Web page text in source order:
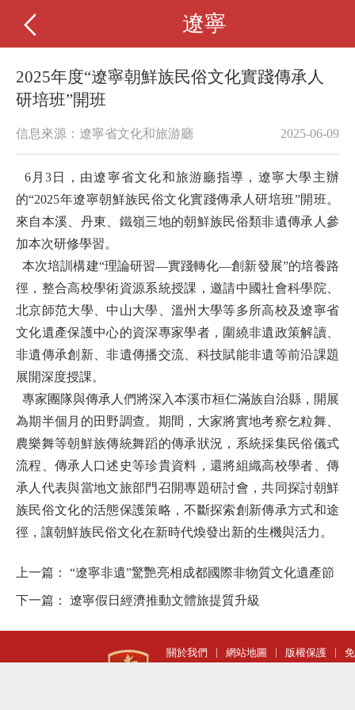
遼寧
2025年度“遼寧朝鮮族民俗文化實踐傳承人
研培班”開班
信息來源：遼寧省文化和旅游廳 2025-06-09
6月3日，由遼寧省文化和旅游廳指導，遼寧大學主辦
的“2025年遼寧朝鮮族民俗文化實踐傳承人研培班”開班。
來自本溪、丹東、鐵嶺三地的朝鮮族民俗類非遺傳承人參
加本次研修學習。
本次培訓構建“理論研習—實踐轉化—創新發展”的培養路
徑，整合高校學術資源系統授課，邀請中國社會科學院、
北京師范大學、中山大學、溫州大學等多所高校及遼寧省
文化遺產保護中心的資深專家學者，圍繞非遺政策解讀、
非遺傳承創新、非遺傳播交流、科技賦能非遺等前沿課題
展開深度授課。
專家團隊與傳承人們將深入本溪市桓仁滿族自治縣，開展
為期半個月的田野調查。期間，大家將實地考察乞粒舞、
農樂舞等朝鮮族傳統舞蹈的傳承狀況，系統採集民俗儀式
流程、傳承人口述史等珍貴資料，還將組織高校學者、傳
承人代表與當地文旅部門召開專題研討會，共同探討朝鮮
族民俗文化的活態保護策略，不斷探索創新傳承方式和途
徑，讓朝鮮族民俗文化在新時代煥發出新的生機與活力。
上一篇： “遼寧非遺”驚艷亮相成都國際非物質文化遺產節
下一篇： 遼寧假日經濟推動文體旅提質升級